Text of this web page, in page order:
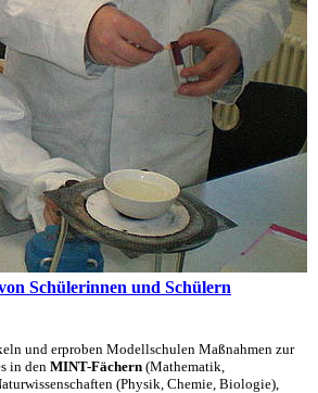
Schülerinnen und Schülern
und erproben Modellschulen Maßnahmen zur
in den MINT-Fächern (Mathematik,
(Physik, Chemie, Biologie),